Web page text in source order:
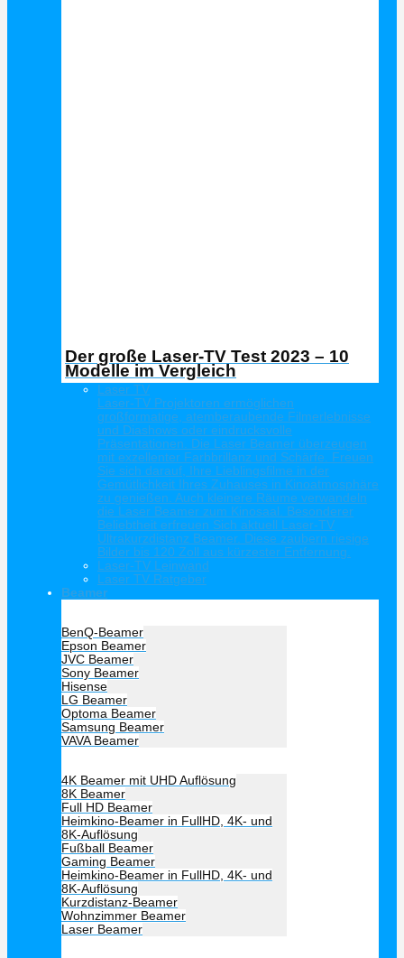
Der große Laser-TV Test 2023 – 10
Modelle im Vergleich
Laser TV
Laser-TV Projektoren ermöglichen
großformatige, atemberaubende Filmerlebnisse
und Diashows oder eindrucksvolle
Präsentationen. Die Laser Beamer überzeugen
mit exzellenter Farbbrillanz und Schärfe. Freuen
Sie sich darauf, Ihre Lieblingsfilme in der
Gemütlichkeit Ihres Zuhauses in Kinoatmosphäre
zu genießen. Auch kleinere Räume verwandeln
die Laser Beamer zum Kinosaal. Besonderer
Beliebtheit erfreuen Sich aktuell Laser-TV
Ultrakurzdistanz Beamer. Diese zaubern riesige
Bilder bis 120 Zoll aus kürzester Entfernung.
Laser-TV Leinwand
Laser TV Ratgeber
Beamer
BenQ-Beamer
Epson Beamer
JVC Beamer
Sony Beamer
Hisense
LG Beamer
Optoma Beamer
Samsung Beamer
VAVA Beamer
4K Beamer mit UHD Auflösung
8K Beamer
Full HD Beamer
Heimkino-Beamer in FullHD, 4K- und
8K-Auflösung
Fußball Beamer
Gaming Beamer
Heimkino-Beamer in FullHD, 4K- und
8K-Auflösung
Kurzdistanz-Beamer
Wohnzimmer Beamer
Laser Beamer